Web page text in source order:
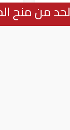
من منح